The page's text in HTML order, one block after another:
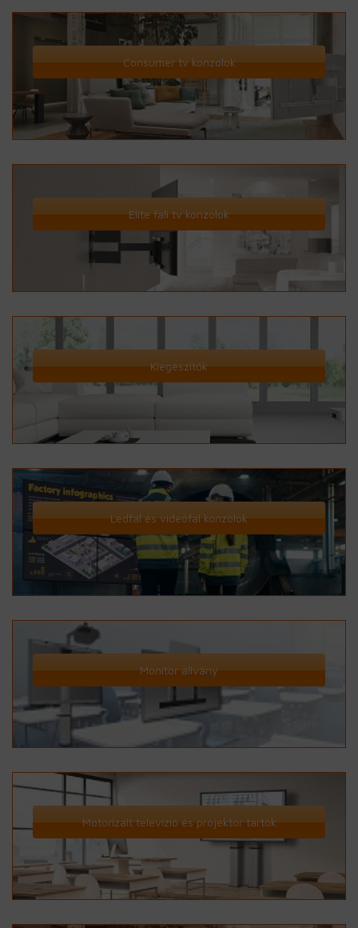
Consumer tv konzolok
Elite fali tv konzolok
Kiegészítők
Ledfal és videófal konzolok
Monitor állvány
Motorizált televízió és projektor tartók